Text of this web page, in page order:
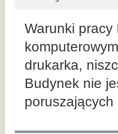
Warunki
drukarka,
Budynek nie
poruszających